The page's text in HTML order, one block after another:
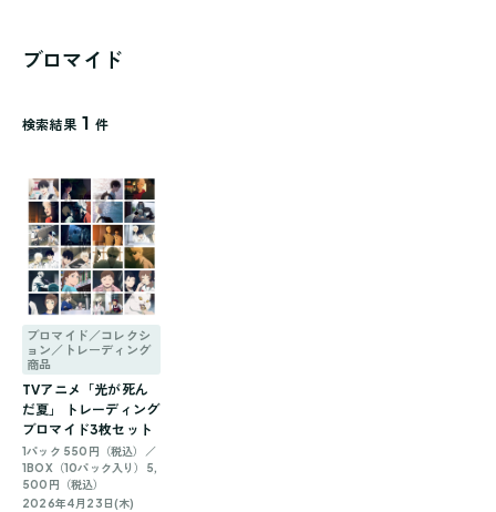
ブロマイド
検索結果 1 件
ブロマイド／コレクシ
ョン／トレーディング
商品
TVアニメ「光が死ん
だ夏」 トレーディング
ブロマイド3枚セット
1パック 550円（税込）／
1BOX（10パック入り）5,
500円（税込）
2026年4月23日(木)